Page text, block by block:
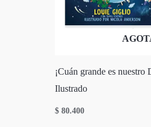
¡Cuán grande es
Ilustrado
$ 80.400